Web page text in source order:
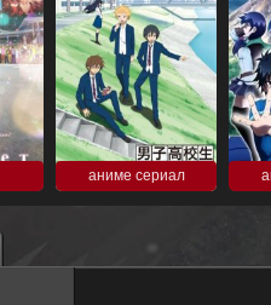
аниме сериал